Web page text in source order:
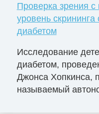
Проверка зрения
уровень
диабетом
Исследование
диабетом,
Джонса Хопкинса,
называемый